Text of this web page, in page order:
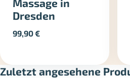
Massage in
Dresden
99,90€
Zuletzt angesehene